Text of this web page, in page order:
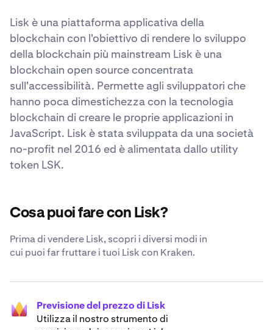
Lisk è una piattaforma applicativa della
blockchain con l'obiettivo di rendere lo sviluppo
della blockchain più mainstream Lisk è una
blockchain open source concentrata
sull'accessibilità. Permette agli sviluppatori che
hanno poca dimestichezza con la tecnologia
blockchain di creare le proprie applicazioni in
JavaScript. Lisk è stata sviluppata da una società
no-profit nel 2016 ed è alimentata dallo utility
token LSK.
Cosa puoi fare con Lisk?
Prima di vendere Lisk, scopri i diversi modi in
cui puoi far fruttare i tuoi Lisk con Kraken.
Previsione del prezzo di Lisk
Utilizza il nostro strumento di